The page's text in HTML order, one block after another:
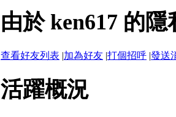
由於 ken617 的
查看好友列表 |加為好友 |打個招呼 |發送
活躍概況